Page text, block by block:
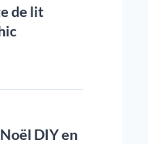
de lit
DIY en